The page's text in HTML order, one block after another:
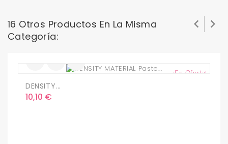
16 Otros Productos En La Misma
Categoría:
¡En Oferta!
DENSITY...
Precio
10,10 €
 